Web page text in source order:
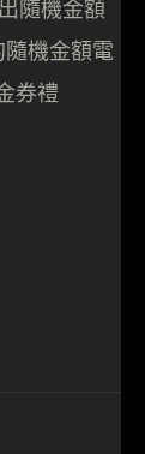
隨機金額
機金額電
券禮